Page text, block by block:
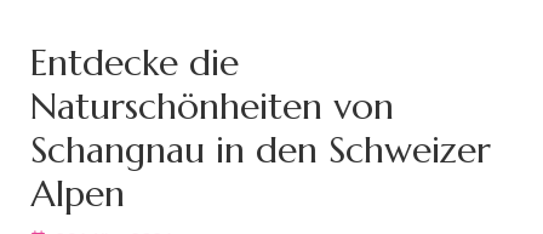
Entdecke die
Naturschönheiten von
Schangnau in den Schweizer
Alpen